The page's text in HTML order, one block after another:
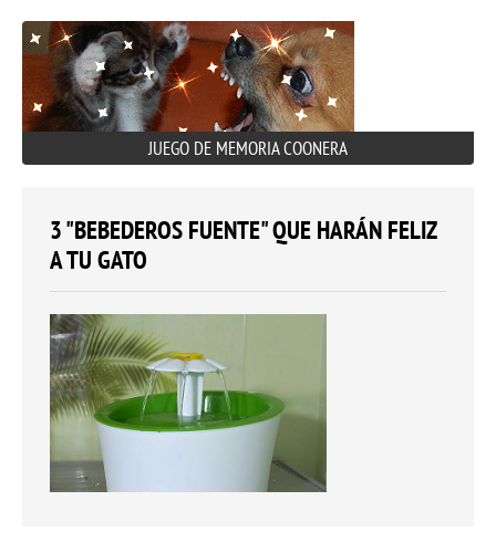
JUEGO DE MEMORIA COONERA
3 "BEBEDEROS FUENTE" QUE HARÁN FELIZ
A TU GATO